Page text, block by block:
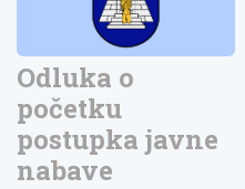
Odluka o
početku
postupka javne
nabave